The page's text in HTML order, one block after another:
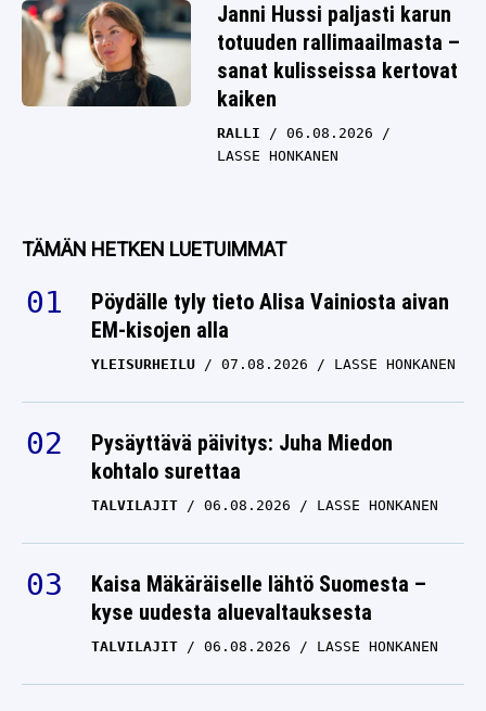
Janni Hussi paljasti karun
totuuden rallimaailmasta –
sanat kulisseissa kertovat
kaiken
RALLI
06.08.2026
LASSE HONKANEN
TÄMÄN HETKEN LUETUIMMAT
Pöydälle tyly tieto Alisa Vainiosta aivan
EM-kisojen alla
YLEISURHEILU 07.08.2026 LASSE HONKANEN
Pysäyttävä päivitys: Juha Miedon
kohtalo surettaa
TALVILAJIT 06.08.2026 LASSE HONKANEN
Kaisa Mäkäräiselle lähtö Suomesta –
kyse uudesta aluevaltauksesta
TALVILAJIT 06.08.2026 LASSE HONKANEN